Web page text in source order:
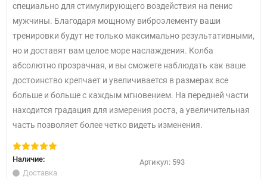
специально для стимулирующего воздействия на пенис
мужчины. Благодаря мощному виброэлементу ваши
тренировки будут не только максимально результативными,
но и доставят вам целое море наслаждения. Колба
абсолютно прозрачная, и вы сможете наблюдать как ваше
достоинство крепчает и увеличивается в размерах все
больше и больше с каждым мгновением. На передней части
находится градация для измерения роста, а увеличительная
часть позволяет более четко видеть изменения.
Наличие:
Доставка
Артикул: 593